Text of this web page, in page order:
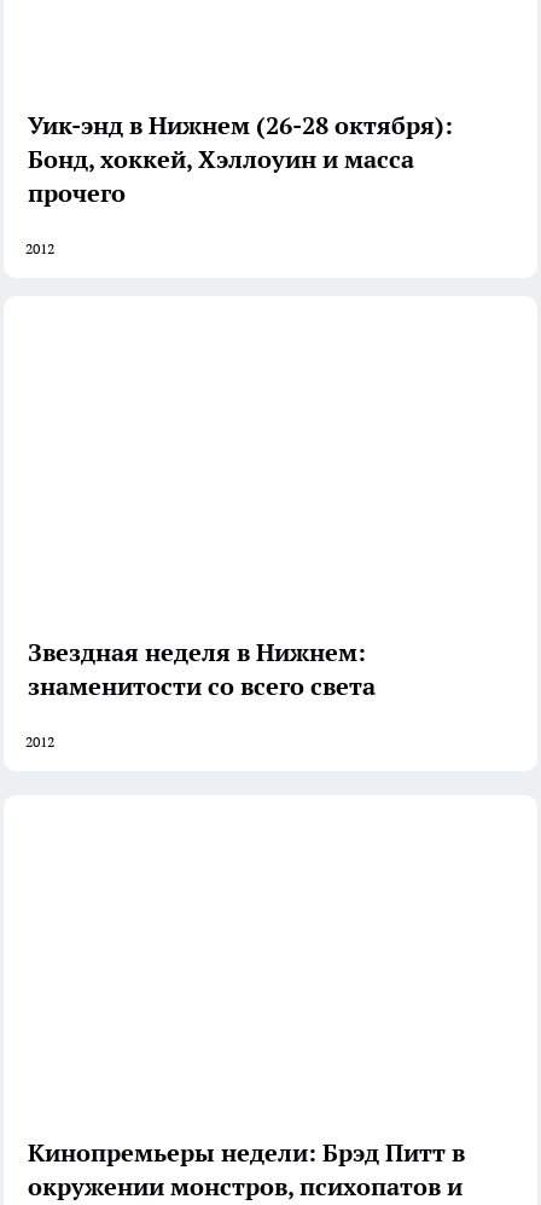
Уик-энд в Нижнем (26-28 октября):
Бонд, хоккей, Хэллоуин и масса
прочего
2012
Звездная неделя в Нижнем:
знаменитости со всего света
2012
Кинопремьеры недели: Брэд Питт в
окружении монстров, психопатов и